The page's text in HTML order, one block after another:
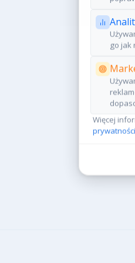
go jak
Więcej